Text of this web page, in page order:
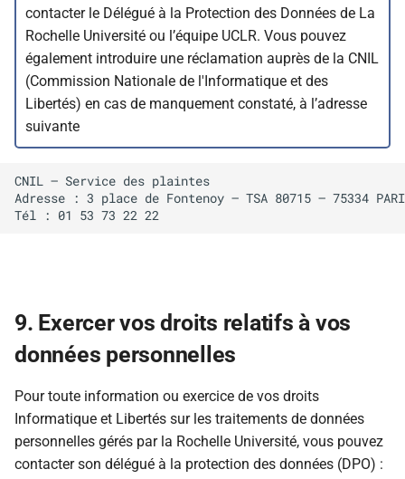
contacter le Délégué à la Protection des Données de La
Rochelle Université ou l’équipe UCLR. Vous pouvez
également introduire une réclamation auprès de la CNIL
(Commission Nationale de l'Informatique et des
Libertés) en cas de manquement constaté, à l’adresse
suivante
CNIL – Service des plaintes
Adresse : 3 place de Fontenoy – TSA 80715 – 75334
9. Exercer vos droits relatifs à vos
données personnelles
Pour toute information ou exercice de vos droits
Informatique et Libertés sur les traitements de données
personnelles gérés par la Rochelle Université, vous pouvez
contacter son délégué à la protection des données (DPO) :